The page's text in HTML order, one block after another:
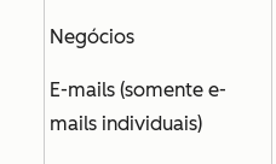
Negócios
E-mails (somente e-
mails individuais)